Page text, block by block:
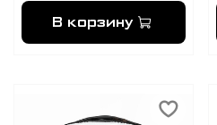
В корзину